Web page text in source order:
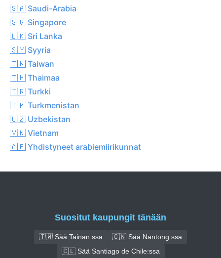
🇸🇦 Saudi-Arabia
🇸🇬 Singapore
🇱🇰 Sri Lanka
🇸🇾 Syyria
🇹🇼 Taiwan
🇹🇭 Thaimaa
🇹🇷 Turkki
🇹🇲 Turkmenistan
🇺🇿 Uzbekistan
🇻🇳 Vietnam
🇦🇪 Yhdistyneet arabiemiirikunnat
Suositut kaupungit tänään
🇹🇼 Sää Tainan:ssa
🇨🇳 Sää Nantong:ssa
🇨🇱 Sää Santiago de Chile:ssa